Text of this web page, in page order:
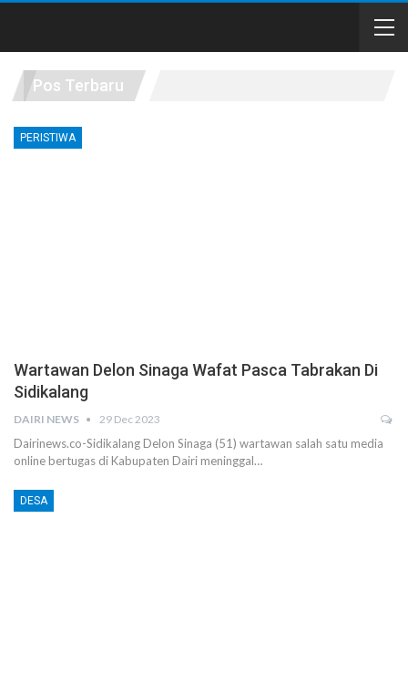
Pos Terbaru
PERISTIWA
Wartawan Delon Sinaga Wafat Pasca Tabrakan Di
Sidikalang
DAIRI NEWS 29 Dec 2023
Dairinews.co-Sidikalang Delon Sinaga (51) wartawan salah satu media
online bertugas di Kabupaten Dairi meninggal…
DESA